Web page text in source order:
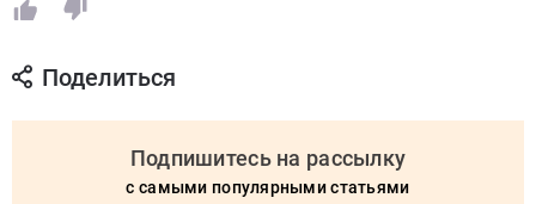
Поделиться
Подпишитесь на рассылку
с самыми популярными статьями